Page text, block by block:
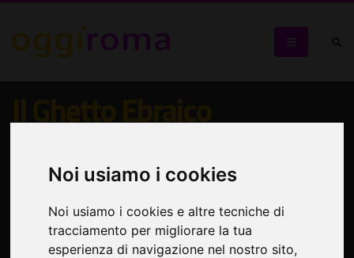
Noi usiamo i cookies
Noi usiamo i cookies e altre tecniche di
tracciamento per migliorare la tua
esperienza di navigazione nel nostro sito,
Il Ghetto Ebraico
suggestivi della città